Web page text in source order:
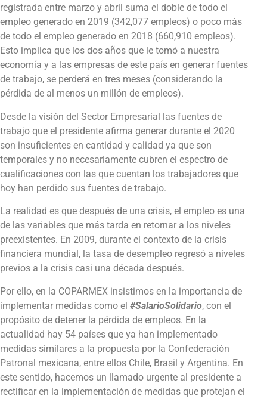
registrada entre marzo y abril suma el doble de todo el
empleo generado en 2019 (342,077 empleos) o poco más
de todo el empleo generado en 2018 (660,910 empleos).
Esto implica que los dos años que le tomó a nuestra
economía y a las empresas de este país en generar fuentes
de trabajo, se perderá en tres meses (considerando la
pérdida de al menos un millón de empleos).
Desde la visión del Sector Empresarial las fuentes de
trabajo que el presidente afirma generar durante el 2020
son insuficientes en cantidad y calidad ya que son
temporales y no necesariamente cubren el espectro de
cualificaciones con las que cuentan los trabajadores que
hoy han perdido sus fuentes de trabajo.
La realidad es que después de una crisis, el empleo es una
de las variables que más tarda en retornar a los niveles
preexistentes. En 2009, durante el contexto de la crisis
financiera mundial, la tasa de desempleo regresó a niveles
previos a la crisis casi una década después.
Por ello, en la COPARMEX insistimos en la importancia de
implementar medidas como el #SalarioSolidario, con el
propósito de detener la pérdida de empleos. En la
actualidad hay 54 países que ya han implementado
medidas similares a la propuesta por la Confederación
Patronal mexicana, entre ellos Chile, Brasil y Argentina. En
este sentido, hacemos un llamado urgente al presidente a
rectificar en la implementación de medidas que protejan el